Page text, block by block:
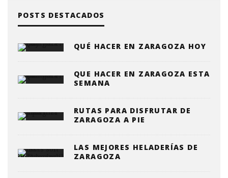
POSTS DESTACADOS
QUÉ HACER EN ZARAGOZA HOY
QUE HACER EN ZARAGOZA ESTA
SEMANA
RUTAS PARA DISFRUTAR DE
ZARAGOZA A PIE
LAS MEJORES HELADERÍAS DE
ZARAGOZA